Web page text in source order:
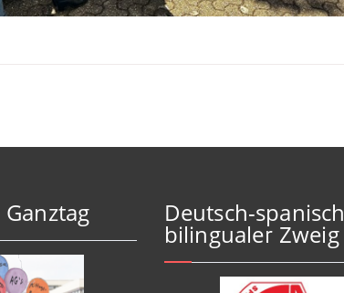
Deutsch-spanisch
bilingualer Zweig